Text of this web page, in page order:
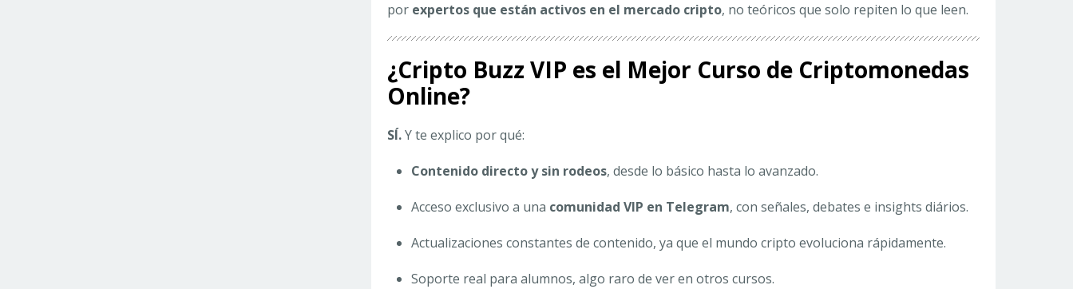
por expertos que están activos en el mercado cripto, no teóricos que solo repiten lo que leen.
¿Cripto Buzz VIP es el Mejor Curso de Criptomonedas
Online?
SÍ.Y te explico por qué:
Contenido directo y sin rodeos, desde lo básico hasta lo avanzado.
Acceso exclusivo a una comunidad VIP en Telegram, con señales, debates e insights diários.
Actualizaciones constantes de contenido, ya que el mundo cripto evoluciona rápidamente.
Soporte real para alumnos, algo raro de ver en otros cursos.